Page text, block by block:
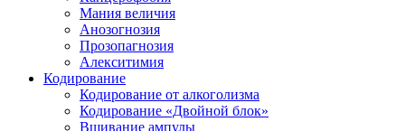
Мания величия
Анозогнозия
Прозопагнозия
Алекситимия
Кодирование
Кодирование от алкоголизма
Кодирование «Двойной блок»
Вшивание ампулы